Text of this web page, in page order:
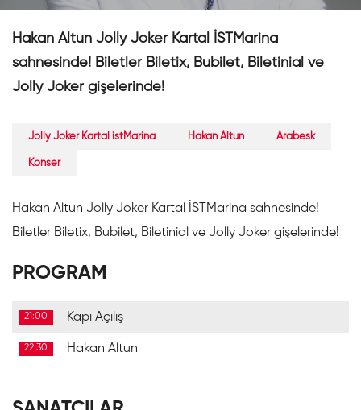
Hakan Altun Jolly Joker Kartal İSTMarina
sahnesinde! Biletler Biletix, Bubilet, Biletinial ve
Jolly Joker gişelerinde!
Jolly Joker Kartal istMarina Hakan Altun Arabesk
Konser
Hakan Altun Jolly Joker Kartal İSTMarina sahnesinde!
Biletler Biletix, Bubilet, Biletinial ve Jolly Joker gişelerinde!
PROGRAM
21:00 Kapı Açılış
22:30 Hakan Altun